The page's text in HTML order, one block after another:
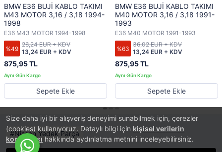
Size daha iyi bir alışveriş deneyimi sunabilmek için, çerezler
(cookies) kullanıyoruz. Detaylı bilgi için kişisel verilerin
korunmasıhakkında aydınlatma metnini inceleyebilirsiniz.
BMW E36 BUJİ KABLO TAKIMI
M43 MOTOR 3,16 / 3,18 1994-
1998
E36 M43 MOTOR 1994-1998
%49
875,95 TL
13,24 EUR + KDV
26,24 EUR + KDV
Sepete Ekle
BMW E36 BUJİ KABLO TAKIMI
M40 MOTOR 3,16 / 3,18 1991-
1993
E36 M40 MOTOR 1991-1993
%63
875,95 TL
13,24 EUR + KDV
36,02 EUR + KDV
Sepete Ekle
Nissan Yedek Parça